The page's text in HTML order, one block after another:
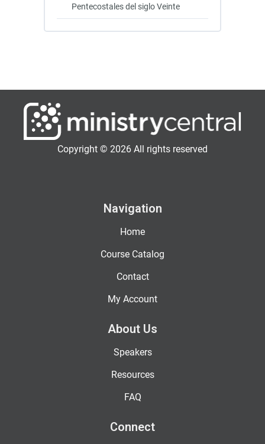
Pentecostales del siglo Veinte
Copyright © 2026 All rights reserved
Navigation
Home
Course Catalog
Contact
My Account
About Us
Speakers
Resources
FAQ
Connect